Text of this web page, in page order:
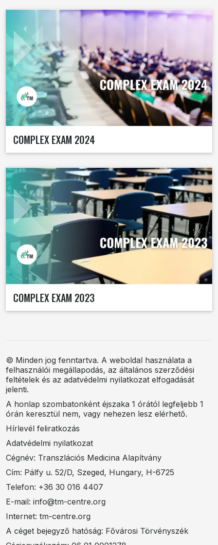
COMPLEX EXAM 2024
COMPLEX EXAM 2023
© Minden jog fenntartva. A weboldal használata a
felhasználói megállapodás, az általános szerződési
feltételek és az adatvédelmi nyilatkozat elfogadását
jelenti.
A honlap szombatonként éjszaka 1 órától legfeljebb 1
órán keresztül nem, vagy nehezen lesz elérhető.
Hírlevél feliratkozás
Adatvédelmi nyilatkozat
Cégnév: Transzlációs Medicina Alapítvány
Cím: Pálfy u. 52/D, Szeged, Hungary, H-6725
Telefon: +36 30 016 4407
E-mail: info@tm-centre.org
Internet: tm-centre.org
A céget bejegyző hatóság: Fővárosi Törvényszék